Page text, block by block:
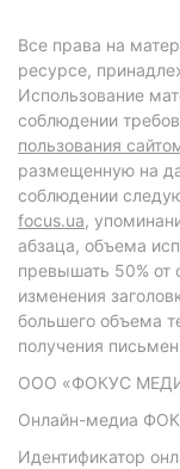
Все права на
ресурсе,
Использование
соблюдении
пользования
размещенную на
соблюдении
focus.ua,
абзаца, объема
превышать 50% от
изменения
большего объема
получения
ООО «ФОКУС
Онлайн-медиа
Идентификатор